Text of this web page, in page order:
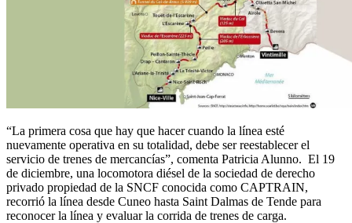
“La primera cosa que hay que hacer cuando la línea esté
nuevamente operativa en su totalidad, debe ser reestablecer el
servicio de trenes de mercancías”, comenta Patricia Alunno. El 19
de diciembre, una locomotora diésel de la sociedad de derecho
privado propiedad de la SNCF conocida como CAPTRAIN,
recorrió la línea desde Cuneo hasta Saint Dalmas de Tende para
reconocer la línea y evaluar la corrida de trenes de carga.